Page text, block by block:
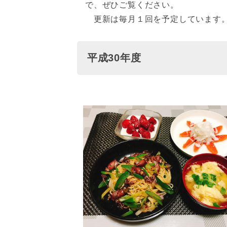
で、ぜひご覧ください。
更新は毎月１回を予定しています
平成30年度